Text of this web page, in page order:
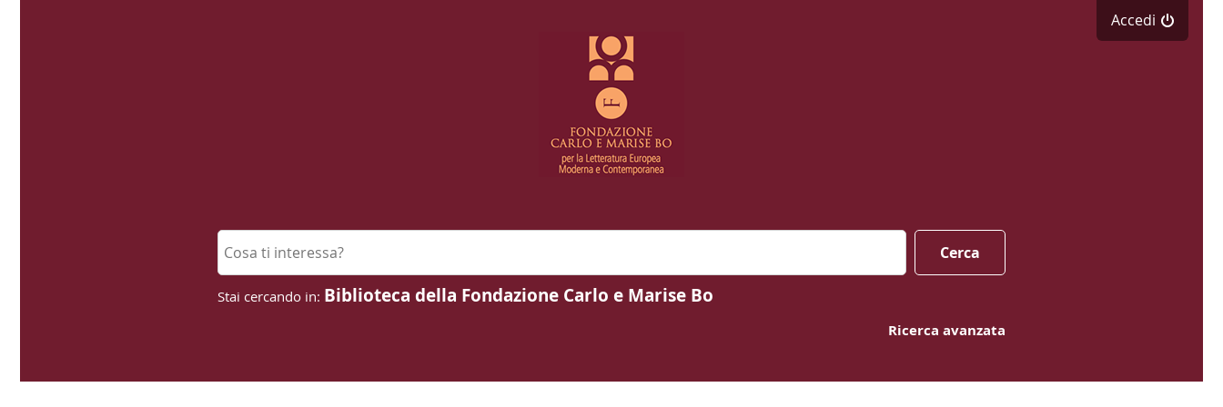
Accedi
Cerca su "Cerca"
Cerca
Biblioteca della Fondazione Carlo e Marise Bo
Ricerca avanzata